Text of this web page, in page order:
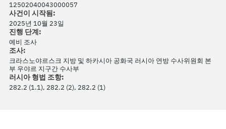
12502040043000057
사건이 시작됨:
2025년 10월 23일
진행 단계:
예비 조사
조사:
크라스노야르스크 지방 및 하카시아 공화국 러시아 연방 수사위원회 본
부 우야르 지구간 수사부
러시아 형법 조항:
282.2 (1.1), 282.2 (2), 282.2 (1)